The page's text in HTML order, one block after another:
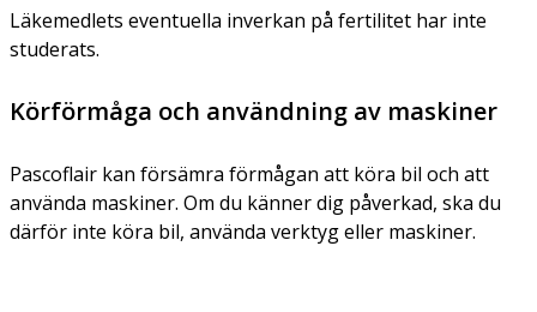
Läkemedlets eventuella inverkan på fertilitet har inte
studerats.
Körförmåga och användning av maskiner
Pascoflair kan försämra förmågan att köra bil och att
använda maskiner. Om du känner dig påverkad, ska du
därför inte köra bil, använda verktyg eller maskiner.